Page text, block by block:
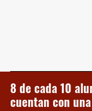
8 de cada 10
cuentan con una